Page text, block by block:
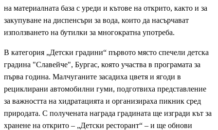
на материалната база с уреди и кътове на открито, както и за
закупуване на диспенсъри за вода, които да насърчават
използването на бутилки за многократна употреба.
В категория „Детски градини“ първото място спечели детска
градина "Славейче", Бургас, която участва в програмата за
първа година. Малчуганите засадиха цветя и ягоди в
рециклирани автомобилни гуми, подготвиха представление
за важността на хидратацията и организираха пикник сред
природата. С получената награда градината ще изгради кът за
хранене на открито – „Детски ресторант“ – и ще обнови